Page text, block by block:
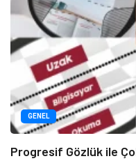
GENEL
Progresif Gözlük ile